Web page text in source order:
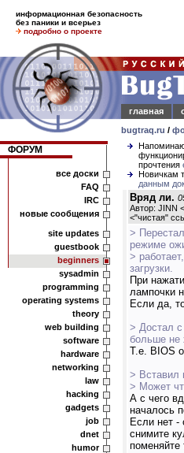
информационная безопасность
без паники и всерьез
подробно о проекте
главная
bugtraq.ru /
ФОРУМ
все доски
FAQ
IRC
новые сообщения
site updates
guestbook
beginners
sysadmin
programming
operating systems
theory
web building
software
hardware
networking
law
hacking
gadgets
job
dnet
humor
прочтения
Новичкам
данным
Вряд ли.
Автор: JINN
<"чистая"
>
режиме
>
загрузки.
При
лампочки
Если да,
> Достал с
больше не
Т.е. BIOS
> Вставил
> Может
А с чего
началось
Если нет -
снимите
поменяйте